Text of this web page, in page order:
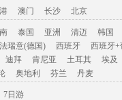
澳门 长沙 北京
泰国 亚洲 清迈
韩国
法瑞意(德国) 西班牙
西班牙+
迪拜 肯尼亚 土耳其
埃及
奥地利 芬兰 丹麦
7日游